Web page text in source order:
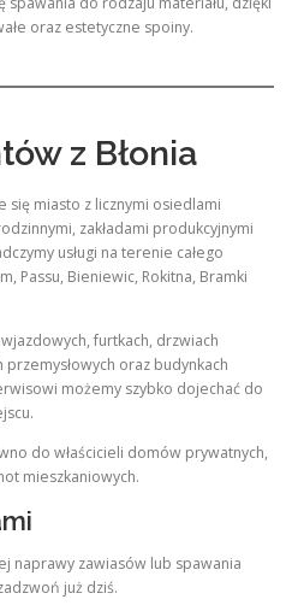
oraz estetyczne spoiny.
z Błonia
się miasto z licznymi osiedlami
zakładami produkcyjnymi
usługi na terenie całego
Passu, Bieniewic, Rokitna, Bramki
furtkach, drzwiach
oraz budynkach
możemy szybko dojechać do
do właścicieli domów prywatnych,
mieszkaniowych.
naprawy zawiasów lub spawania
już dziś.